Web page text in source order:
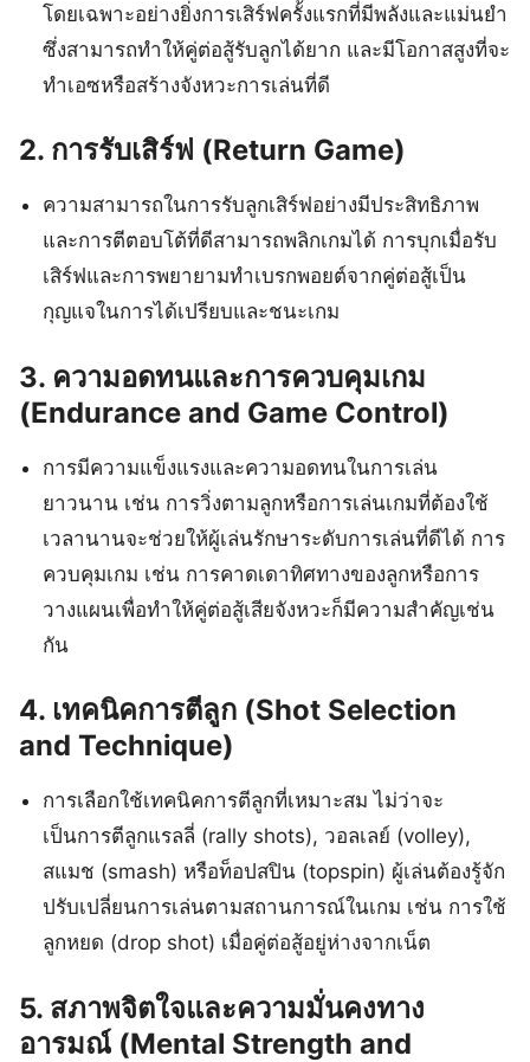
โดยเฉพาะอย่างยิ่งการเสิร์ฟครั้งแรกที่มีพลังและแม่นยำ
ซึ่งสามารถทำให้คู่ต่อสู้รับลูกได้ยาก และมีโอกาสสูงที่จะ
ทำเอซหรือสร้างจังหวะการเล่นที่ดี
2. การรับเสิร์ฟ (Return Game)
ความสามารถในการรับลูกเสิร์ฟอย่างมีประสิทธิภาพ
และการตีตอบโต้ที่ดีสามารถพลิกเกมได้ การบุกเมื่อรับ
เสิร์ฟและการพยายามทำเบรกพอยต์จากคู่ต่อสู้เป็น
กุญแจในการได้เปรียบและชนะเกม
3. ความอดทนและการควบคุมเกม
(Endurance and Game Control)
การมีความแข็งแรงและความอดทนในการเล่น
ยาวนาน เช่น การวิ่งตามลูกหรือการเล่นเกมที่ต้องใช้
เวลานานจะช่วยให้ผู้เล่นรักษาระดับการเล่นที่ดีได้ การ
ควบคุมเกม เช่น การคาดเดาทิศทางของลูกหรือการ
วางแผนเพื่อทำให้คู่ต่อสู้เสียจังหวะก็มีความสำคัญเช่น
กัน
4. เทคนิคการตีลูก (Shot Selection
and Technique)
การเลือกใช้เทคนิคการตีลูกที่เหมาะสม ไม่ว่าจะ
เป็นการตีลูกแรลลี่ (rally shots), วอลเลย์ (volley),
สแมช (smash) หรือท็อปสปิน (topspin) ผู้เล่นต้องรู้จัก
ปรับเปลี่ยนการเล่นตามสถานการณ์ในเกม เช่น การใช้
ลูกหยด (drop shot) เมื่อคู่ต่อสู้อยู่ห่างจากเน็ต
5. สภาพจิตใจและความมั่นคงทาง
อารมณ์ (Mental Strength and